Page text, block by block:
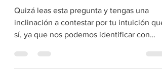
¿El miedo nos puede
enfermar?
Quizá leas esta pregunta y tengas una
inclinación a contestar por tu intuición que
sí, ya que nos podemos identificar con